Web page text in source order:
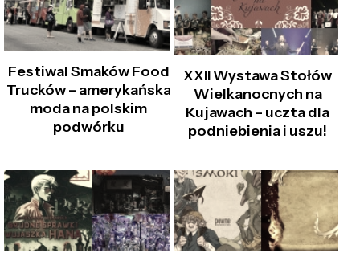
Festiwal Smaków Food
Trucków – amerykańska
moda na polskim
podwórku
XXII Wystawa Stołów
Wielkanocnych na
Kujawach – uczta dla
podniebienia i uszu!